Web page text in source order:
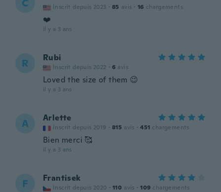
C Inscrit depuis 2023 · 85 avis · 16 chargements
❤️
il y a 3 ans
R Rubi
Inscrit depuis 2022 · 6 avis
Loved the size of them 😉
il y a 3 ans
A Arlette
Inscrit depuis 2019 · 815 avis · 451 chargements
Bien merci 🥰
il y a 3 ans
F Frantisek
Inscrit depuis 2020 · 110 avis · 109 chargements